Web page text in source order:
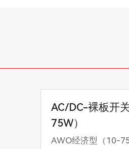
AC/DC-裸板开
75W）
AWO经济型（10-